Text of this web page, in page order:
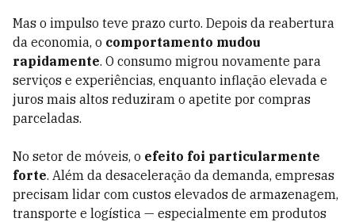
Mas o impulso teve prazo curto. Depois da reabertura
da economia, o comportamento mudou
rapidamente. O consumo migrou novamente para
serviços e experiências, enquanto inflação elevada e
juros mais altos reduziram o apetite por compras
parceladas.
No setor de móveis, o efeito foi particularmente
forte. Além da desaceleração da demanda, empresas
precisam lidar com custos elevados de armazenagem,
transporte e logística — especialmente em produtos